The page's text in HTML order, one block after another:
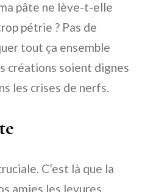
pâte ne lève-t-elle
pétrie ? Pas de
tout ça ensemble
créations soient dignes
les crises de nerfs.
C’est là que la
amies les levures.